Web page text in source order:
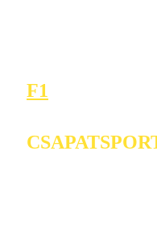
F1